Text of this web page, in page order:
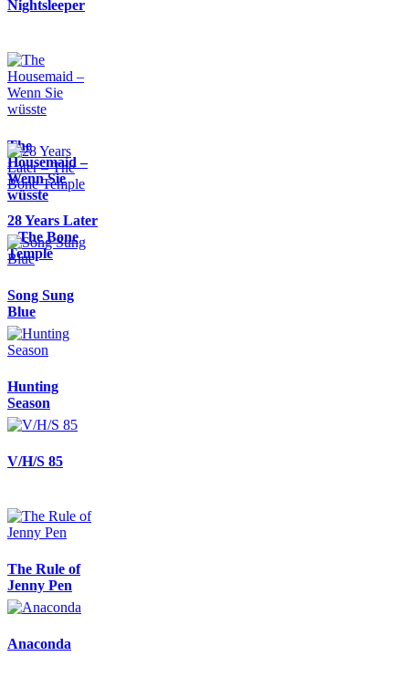
Nightsleeper
The
Housemaid –
Wenn Sie
wüsste
28 Years Later
– The Bone
Temple
Song Sung
Blue
Hunting
Season
V/H/S 85
The Rule of
Jenny Pen
Anaconda